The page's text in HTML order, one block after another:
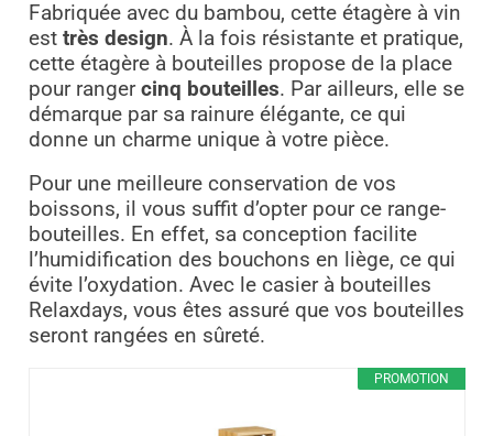
Fabriquée avec du bambou, cette étagère à vin
est très design. À la fois résistante et pratique,
cette étagère à bouteilles propose de la place
pour rangercinq bouteilles. Par ailleurs, elle se
démarque par sa rainure élégante, ce qui
donne un charme unique à votre pièce.
Pour une meilleure conservation de vos
boissons, il vous suffit d’opter pour ce range-
bouteilles. En effet, sa conception facilite
l’humidification des bouchons en liège, ce qui
évite l’oxydation. Avec le casier à bouteilles
Relaxdays, vous êtes assuré que vos bouteilles
seront rangées en sûreté.
PROMOTION